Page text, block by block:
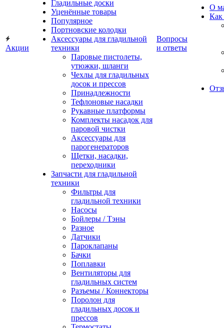
Акции
Гладильные доски
Уценённые товары
Популярное
Портновские колодки
Аксессуары для гладильной
техники
Паровые пистолеты,
утюжки, шланги
Чехлы для гладильных
досок и прессов
Принадлежности
Тефлоновые насадки
Рукавные платформы
Комплекты насадок для
паровой чистки
Аксессуары для
парогенераторов
Щетки, насадки,
переходники
Запчасти для гладильной
техники
Фильтры для
гладильной техники
Насосы
Бойлеры / Тэны
Разное
Датчики
Пароклапаны
Бачки
Поплавки
Вентиляторы для
гладильных систем
Разъемы / Коннекторы
Поролон для
гладильных досок и
прессов
Вопросы
и ответы
О
Как